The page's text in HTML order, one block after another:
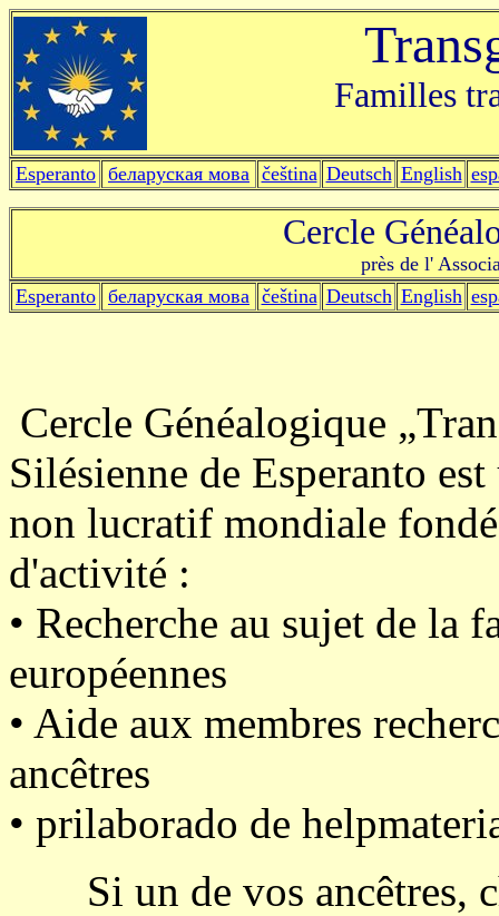
Familles
Esperanto беларуская мова čeština Deutsch English
Cercle
près de l'
Esperanto беларуская мова čeština Deutsch English
Cercle Généalogique
Silésienne de Esperanto
non lucratif mondiale fondé
d'activité :
• Recherche au sujet de la
européennes
• Aide aux membres
ancêtres
• prilaborado de
Si un de vos ancêtres,